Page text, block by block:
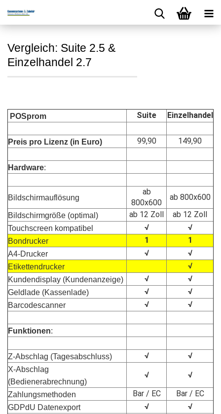
Vergleich: Suite 2.5 &
Einzelhandel 2.7
POSprom Suite Einzelhandel
Preis pro Lizenz (in Euro) 99,90 149,90
Hardware:
Bildschirmauflösung
ab
800x600
ab 800x600
Bildschirmgröße (optimal) ab 12 Zoll ab 12 Zoll
Touchscreen kompatibel √ √
Bondrucker 1 1
A4-Drucker √ √
Etikettendrucker √
Kundendisplay (Kundenanzeige) √ √
Geldlade (Kassenlade) √ √
Barcodescanner √ √
Funktionen:
Z-Abschlag (Tagesabschluss) √ √
X-Abschlag
(Bedienerabrechnung)
√ √
Zahlungsmethoden Bar / EC Bar / EC
GDPdU Datenexport √ √